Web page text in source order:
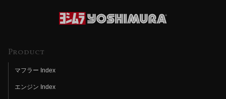
Product
マフラー Index
エンジン Index